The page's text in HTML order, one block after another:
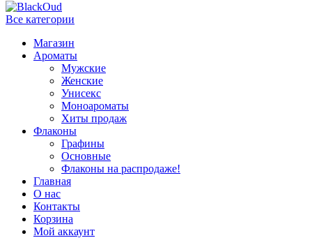
Все категории
Магазин
Ароматы
Мужские
Женские
Унисекс
Моноароматы
Хиты продаж
Флаконы
Графины
Основные
Флаконы на распродаже!
Главная
О нас
Контакты
Корзина
Мой аккаунт